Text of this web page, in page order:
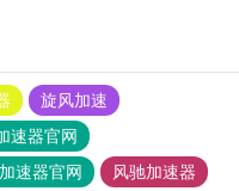
旋风加速
速器官网
速器官网
风驰加速器